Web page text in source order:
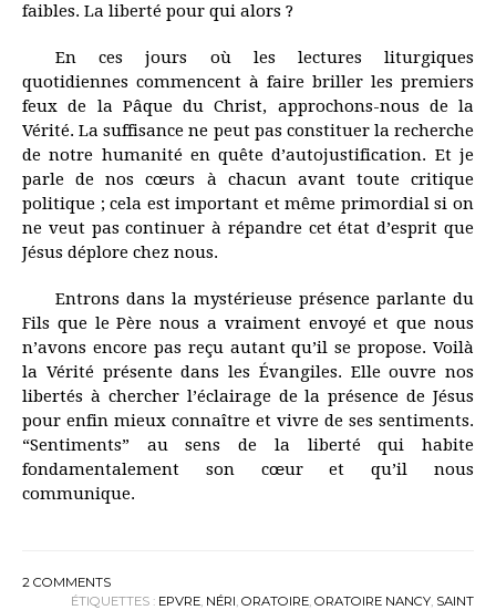
faibles. La liberté pour qui alors ?
En ces jours où les lectures liturgiques
quotidiennes commencent à faire briller les premiers
feux de la Pâque du Christ, approchons-nous de la
Vérité. La suffisance ne peut pas constituer la recherche
de notre humanité en quête d’autojustification. Et je
parle de nos cœurs à chacun avant toute critique
politique ; cela est important et même primordial si on
ne veut pas continuer à répandre cet état d’esprit que
Jésus déplore chez nous.
Entrons dans la mystérieuse présence parlante du
Fils que le Père nous a vraiment envoyé et que nous
n’avons encore pas reçu autant qu’il se propose. Voilà
la Vérité présente dans les Évangiles. Elle ouvre nos
libertés à chercher l’éclairage de la présence de Jésus
pour enfin mieux connaître et vivre de ses sentiments.
“Sentiments” au sens de la liberté qui habite
fondamentalement son cœur et qu’il nous
communique.
2 COMMENTS
ÉTIQUETTES : EPVRE, NÉRI, ORATOIRE, ORATOIRE NANCY, SAINT